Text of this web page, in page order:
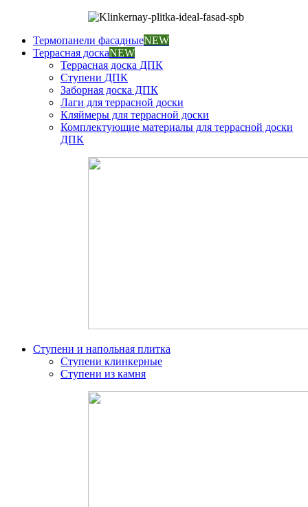
Термопанели фасадныеNEW
Террасная доскаNEW
Террасная доска ДПК
Ступени ДПК
Заборная доска ДПК
Лаги для террасной доски
Кляймеры для террасной доски
Комплектующие материалы для террасной доски
ДПК
Ступени и напольная плитка
Ступени клинкерные
Ступени из камня